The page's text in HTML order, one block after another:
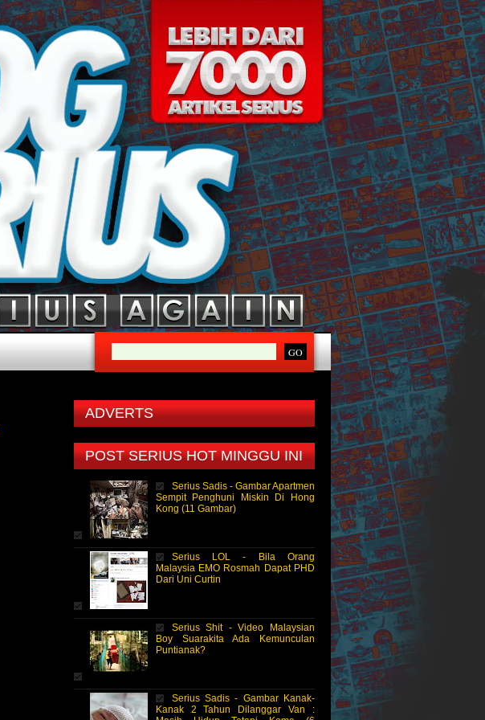
ADVERTS
POST SERIUS HOT MINGGU INI
Serius Sadis - Gambar Apartmen
Sempit Penghuni Miskin Di Hong
Kong (11 Gambar)
Serius LOL - Bila Orang
Malaysia EMO Rosmah Dapat PHD
Dari Uni Curtin
Serius Shit - Video Malaysian
Boy Suarakita Ada Kemunculan
Puntianak?
Serius Sadis - Gambar Kanak-
Kanak 2 Tahun Dilanggar Van :